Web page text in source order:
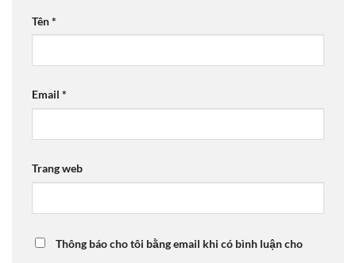
Tên*
Email *
Trang web
Thông báo cho tôi bằng email khi có bình luận cho